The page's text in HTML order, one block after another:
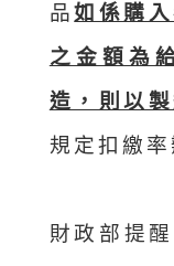
品如係購
之金額為
造，則以
規定扣繳率
財政部提